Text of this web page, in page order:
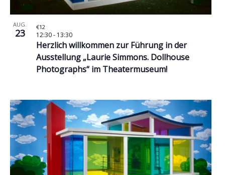
AUG.
23
Herzlich willkommen zur Führung in der
Ausstellung „Laurie Simmons. Dollhouse
Photographs“ im Theatermuseum!
12:30- 13:30
€12